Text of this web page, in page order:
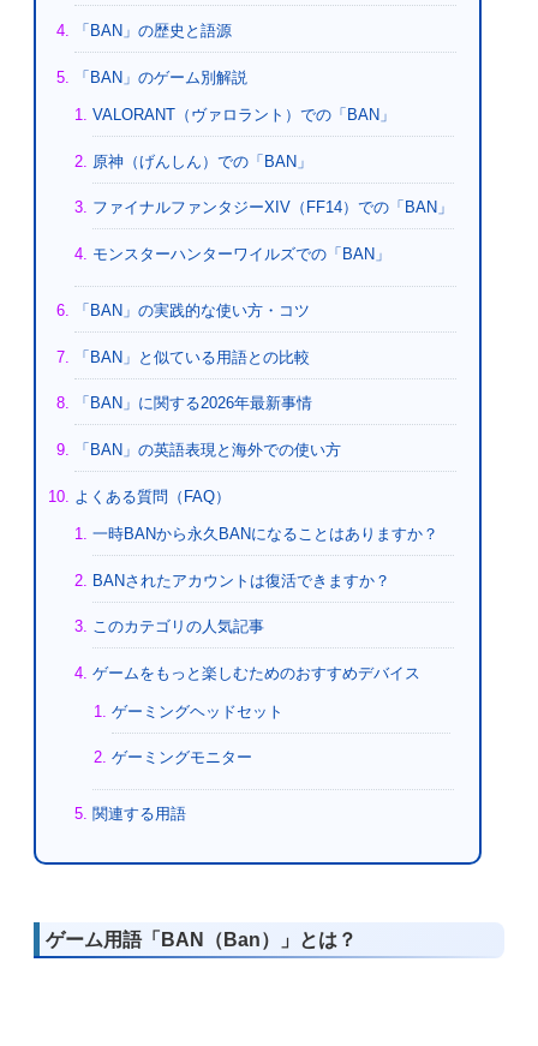
「BAN」の歴史と語源
「BAN」のゲーム別解説
VALORANT（ヴァロラント）での「BAN」
原神（げんしん）での「BAN」
ファイナルファンタジーXIV（FF14）での「BAN」
モンスターハンターワイルズでの「BAN」
「BAN」の実践的な使い方・コツ
「BAN」と似ている用語との比較
「BAN」に関する2026年最新事情
「BAN」の英語表現と海外での使い方
よくある質問（FAQ）
一時BANから永久BANになることはありますか？
BANされたアカウントは復活できますか？
このカテゴリの人気記事
ゲームをもっと楽しむためのおすすめデバイス
ゲーミングヘッドセット
ゲーミングモニター
関連する用語
ゲーム用語「BAN（Ban）」とは？